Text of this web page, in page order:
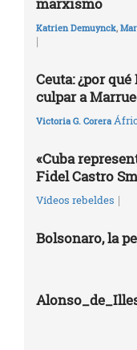
marxismo
Katrien Demuynck,
|
Ceuta: ¿por
culpar a
Victoria G. Corera
«Cuba
Fidel Castro
Vídeos rebeldes |
Bolsonaro, la